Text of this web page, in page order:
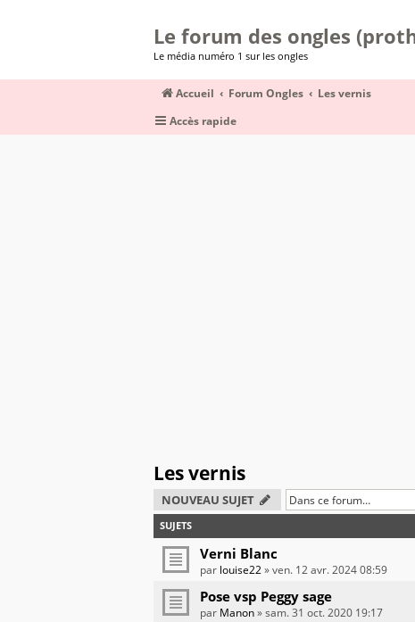
Le forum des ongles
Le média numéro 1 sur les ongles
Accueil Forum Ongles
Les vernis
Accès rapide
Les vernis
NOUVEAU SUJET
SUJETS
Verni Blanc
par louise22» ven. 12 avr. 2024 08:59
Pose vsp Peggy sage
par Manon» sam. 31 oct. 2020 19:17